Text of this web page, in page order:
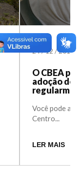
24/12 /2018
O CBEA
adoção de
Você pode
Centro...
LER MAIS